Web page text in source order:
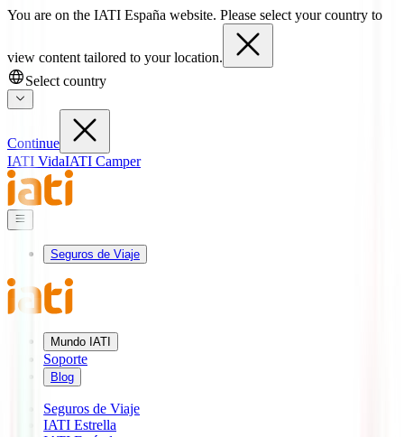
You are on the IATI España website. Please select your country to
view content tailored to your location.
Select country
Continue
IATI VidaIATI Camper
Seguros de Viaje
Mundo IATI
Soporte
Blog
Seguros de Viaje
IATI Estrella